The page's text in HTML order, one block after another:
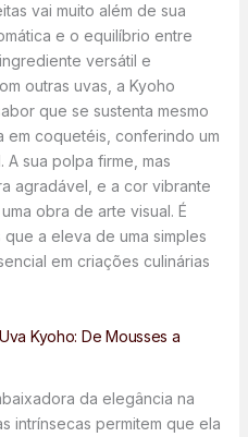
vai muito além de sua
e o equilíbrio entre
versátil e
outras uvas, a Kyoho
que se sustenta mesmo
em coquetéis, conferindo um
A sua polpa firme, mas
agradável, e a cor vibrante
obra de arte visual. É
a eleva de uma simples
em criações culinárias
Kyoho: De Mousses a
da elegância na
intrínsecas permitem que ela